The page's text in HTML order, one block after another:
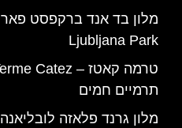
Ljubljana Park
תרמיים חמים
מלון גרנד פלאזה לובליאנה